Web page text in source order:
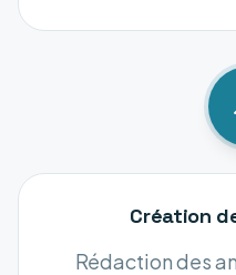
Création
Rédaction des